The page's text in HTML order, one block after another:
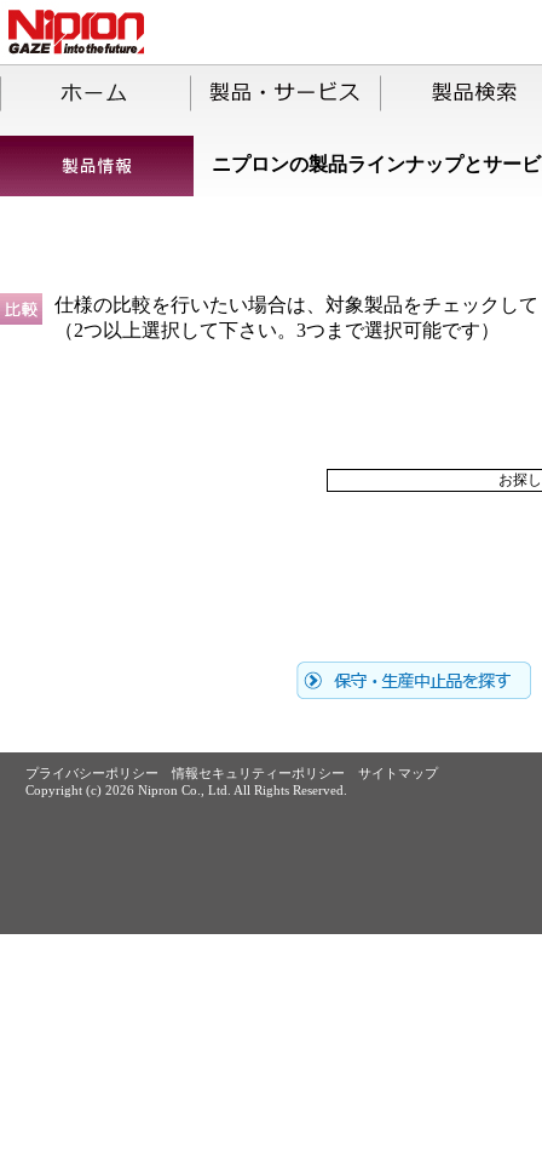
ニプロンの製品ラインナップとサー
仕様の比較を行いたい場合は、対象製品をチェックし
（2つ以上選択して下さい。3つまで選択可能です）
お探
プライバシーポリシー 情報セキュリティーポリシー
サイトマップ
Copyright (c) 2026 Nipron Co., Ltd. All Rights Reserved.